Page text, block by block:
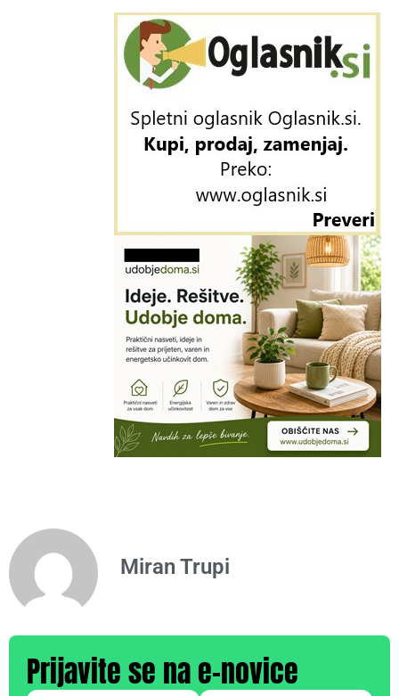
Miran Trupi
Prijavite se na e-novice